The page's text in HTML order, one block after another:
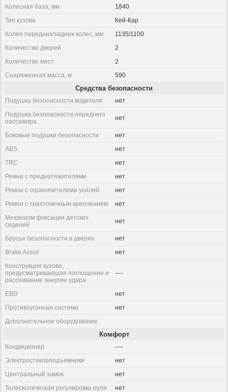
Колесная база, мм
1840
Тип кузова
Кей-Кар
Колея передних/задних колес, мм
1135/1100
Количество дверей
2
Количество мест
2
Снаряженная масса, кг
590
Средства безопасности
Подушка безопасности водителя
нет
Подушка безопасности переднего
пассажира
нет
Боковые подушки безопасности
нет
ABS
нет
TRC
нет
Ремни с преднатяжителями
нет
Ремни с ограничителями усилий
нет
Ремни с трехточечным креплением
нет
Механизм фиксации детских
сидений
нет
Брусья безопасности в дверях
нет
Brake Assist
нет
Конструкция кузова,
предусматривающая поглощение и
рассеивание энергии удара
----
EBD
нет
Противоугонная система
нет
Дополнительное оборудование
Комфорт
Кондиционер
----
Электростеклоподъемники
нет
Центральный замок
нет
Телескопическая регулировка руля
нет